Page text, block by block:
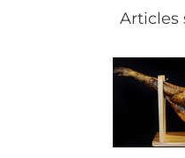
Articles